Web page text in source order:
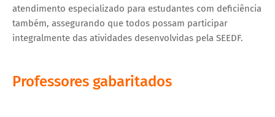
atendimento especializado para estudantes com deficiência
também, assegurando que todos possam participar
integralmente das atividades desenvolvidas pela SEEDF.
Professores gabaritados